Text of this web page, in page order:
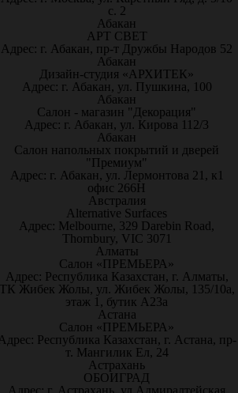
с. 2
Абакан
АРТ СВЕТ
Адрес: г. Абакан, пр-т Дружбы Народов 52
Абакан
Дизайн-студия «АРХИТЕК»
Адрес: г. Абакан, ул. Пушкина, 100
Абакан
Салон - магазин "Декорация"
Адрес: г. Абакан, ул. Кирова 112/3
Абакан
Салон напольных покрытий и дверей
"Премиум"
Адрес: г. Абакан, ул. Лермонтова 21, к1
офис 266Н
Австралия
Alternative Surfaces
Адрес: Melbourne, 329 Darebin Road,
Thornbury, VIC 3071
Алматы
Салон «ПРЕМЬЕРА»
Адрес: Республика Казахстан, г. Алматы,
Жибек Жолы, ул. Жибек Жолы, 135/10а,
этаж 1, бутик А23а
Астана
Салон «ПРЕМЬЕРА»
Республика Казахстан, г. Астана, пр-
т. Мангилик Ел, 24
Астрахань
ОБОИГРАД
Адрес: г. Астрахань, ул.Адмиралтейская